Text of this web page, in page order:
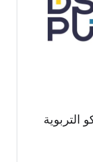
التربوية